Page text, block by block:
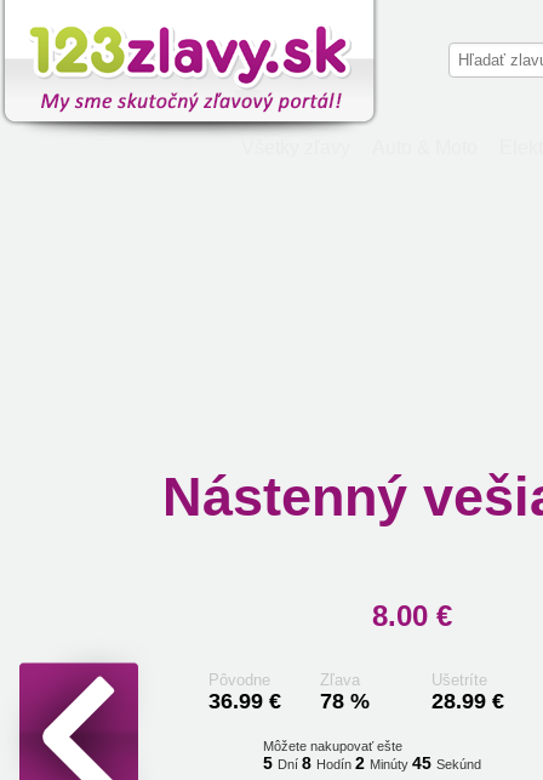
Nástenný
8.00 €
Pôvodne
36.99 €
Zľava
78 %
Ušetríte
28.99 €
Môžete nakupovať ešte
5 Dní8 Hodín2 Minúty44Sekúnd